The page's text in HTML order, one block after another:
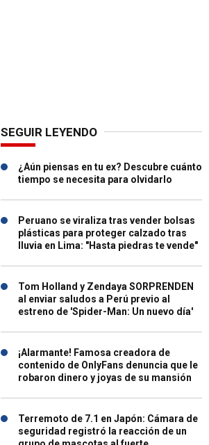
SEGUIR LEYENDO
¿Aún piensas en tu ex? Descubre cuánto
tiempo se necesita para olvidarlo
Peruano se viraliza tras vender bolsas
plásticas para proteger calzado tras
lluvia en Lima: "Hasta piedras te vende"
Tom Holland y Zendaya SORPRENDEN
al enviar saludos a Perú previo al
estreno de 'Spider-Man: Un nuevo día'
¡Alarmante! Famosa creadora de
contenido de OnlyFans denuncia que le
robaron dinero y joyas de su mansión
Terremoto de 7.1 en Japón: Cámara de
seguridad registró la reacción de un